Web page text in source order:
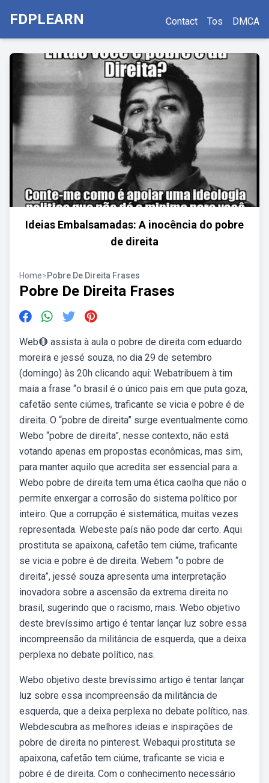
FDPLEARN Contact Tos DMCA
Ideias Embalsamadas: A inocência do pobre
de direita
Home>Pobre De Direita Frases
Pobre De Direita Frases
Web🔴 assista à aula o pobre de direita com eduardo
moreira e jessé souza, no dia 29 de setembro
(domingo) às 20h clicando aqui: Webatribuem à tim
maia a frase “o brasil é o único pais em que puta goza,
cafetão sente ciúmes, traficante se vicia e pobre é de
direita. O “pobre de direita” surge eventualmente como.
Webo “pobre de direita”, nesse contexto, não está
votando apenas em propostas econômicas, mas sim,
para manter aquilo que acredita ser essencial para a.
Webo pobre de direita tem uma ética caolha que não o
permite enxergar a corrosão do sistema político por
inteiro. Que a corrupção é sistemática, muitas vezes
representada. Webeste país não pode dar certo. Aqui
prostituta se apaixona, cafetão tem ciúme, traficante
se vicia e pobre é de direita. Webem “o pobre de
direita”, jessé souza apresenta uma interpretação
inovadora sobre a ascensão da extrema direita no
brasil, sugerindo que o racismo, mais. Webo objetivo
deste brevíssimo artigo é tentar lançar luz sobre essa
incompreensão da militância de esquerda, que a deixa
perplexa no debate político, nas.
Webo objetivo deste brevíssimo artigo é tentar lançar
luz sobre essa incompreensão da militância de
esquerda, que a deixa perplexa no debate político, nas.
Webdescubra as melhores ideias e inspirações de
pobre de direita no pinterest. Webaqui prostituta se
apaixona, cafetão tem ciúme, traficante se vicia e
pobre é de direita. Com o conhecimento necessário